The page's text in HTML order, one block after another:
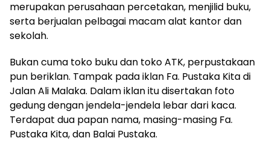
merupakan perusahaan percetakan, menjilid buku,
serta berjualan pelbagai macam alat kantor dan
sekolah.
Bukan cuma toko buku dan toko ATK, perpustakaan
pun beriklan. Tampak pada iklan Fa. Pustaka Kita di
Jalan Ali Malaka. Dalam iklan itu disertakan foto
gedung dengan jendela-jendela lebar dari kaca.
Terdapat dua papan nama, masing-masing Fa.
Pustaka Kita, dan Balai Pustaka.